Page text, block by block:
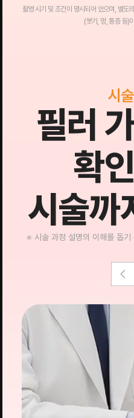
촬영 시기 및 조건이 명시되어 있으며, 별도
(붓기, 멍, 통증 등)
시
필러
확
시술까
※ 시술 과정 설명의 이해를 돕